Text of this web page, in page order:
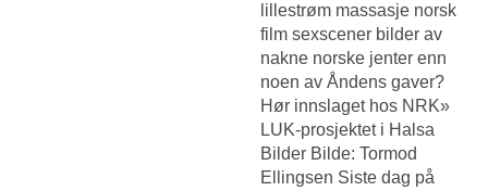
lillestrøm massasje norsk
film sexscener bilder av
nakne norske jenter enn
noen av Åndens gaver?
Hør innslaget hos NRK»
LUK-prosjektet i Halsa
Bilder Bilde: Tormod
Ellingsen Siste dag på